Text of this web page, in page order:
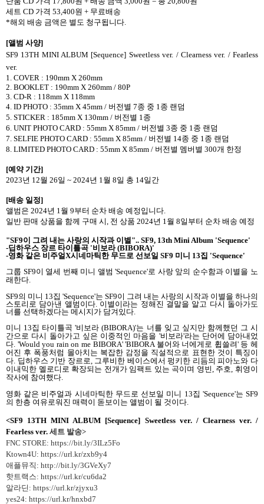
세트 CD 가격 53,400원 + 무료배송
*해외 배송 금액은 별도 청구됩니다.
[앨범 사양]
SF9 13TH MINI ALBUM [Sequence] Sweetless ver. / Clearness ver. / Fearless
ver.
1. COVER : 190mm X 260mm
2. BOOKLET : 190mm X 260mm / 80P
3. CD-R : 118mm X 118mm
4. ID PHOTO : 35mm X 45mm / 버전별 7종 중 1종 랜덤
5. STICKER : 185mm X 130mm / 버전별 1종
6. UNIT PHOTO CARD : 55mm X 85mm / 버전별 3종 중 1종 랜덤
7. SELFIE PHOTO CARD : 55mm X 85mm / 버전별 14종 중 1종 랜덤
8. LIMITED PHOTO CARD : 55mm X 85mm / 버전별 멤버별 300개 한정
[예약 기간]
2023년 12월 26일 ~ 2024년 1월 8일 총 14일간
[배송 일정]
앨범은 2024년 1월 9부터 순차 배송 예정입니다.
일반 판매 상품을 함께 구매 시, 전 상품 2024년 1월 8일부터 순차 배송 예정
"SF9이 그려 내는 사랑의 시작과 이별 ".. SF9, 13th Mini Album 'Sequence'
-딥하우스 장르 타이틀곡 '비보라(BIBORA)'
-영화 같은 비주얼X시네마틱한 무드로 선보일 SF9 미니 13집 'Sequence'
그룹 SF9이 열세 번째 미니 앨범 'Sequence'로 사랑 앞의 순수함과 이별을 노
래한다.
SF9의 미니 13집 'Sequence'는 SF9이 그려 내는 사랑의 시작과 이별을 하나의
스토리로 담아낸 앨범이다. 이별이라는 정해진 결말을 알고 다시 돌아가도
너를 선택하겠다는 메시지가 담겨있다.
미니 13집 타이틀곡 '비보라 (BIBORA)'는 너를 잊고 싶지만 함께했던 그 시
간으로 다시 돌아가고 싶은 이중적인 마음을 '비보라'라는 단어에 담아내었
다. 'Would you rain on me BIBORA' 'BIBORA 불어와 너에게로 휩쓸려' 등 헤
어진 후 폭풍처럼 몰아치는 복잡한 감정을 직설적으로 표현한 것이 특징이
다. 딥하우스 기반 장르로, 그루비한 베이스에서 펑키한 리듬의 피아노와 다
이내믹한 멜로디로 확장되는 전개가 임팩트 있는 곡이며 영빈, 주호, 휘영이
작사에 참여했다.
영화 같은 비주얼과 시네마틱한 무드로 선보일 미니 13집 'Sequence'는 SF9
의 한층 여유로워진 매력이 돋보이는 앨범이 될 것이다.
<SF9 13TH MINI ALBUM [Sequence] Sweetless ver. / Clearness ver. /
Fearless ver. 세트 발송>
FNC STORE: https://bit.ly/3ILz5Fo
Ktown4U: https://url.kr/zxb9y4
애플뮤직: http://bit.ly/3GVeXy7
핫트랙스: https://url.kr/cu6da2
알라딘: https://url.kr/zjyxu3
yes24: https://url.kr/hnxbd7